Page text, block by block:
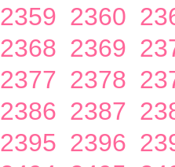
2359 2360
2368 2369
2377 2378
2386 2387
2395 2396